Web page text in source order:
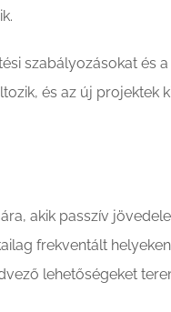
szabályozásokat és
és az új projektek
akik passzív
frekventált
lehetőségeket